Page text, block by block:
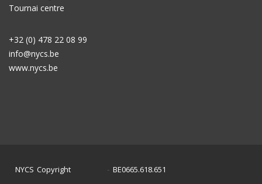
Tournai centre
+32 (0) 478 22 08 99
info@nycs.be
www.nycs.be
NYCS Copyright - BE0665.618.651